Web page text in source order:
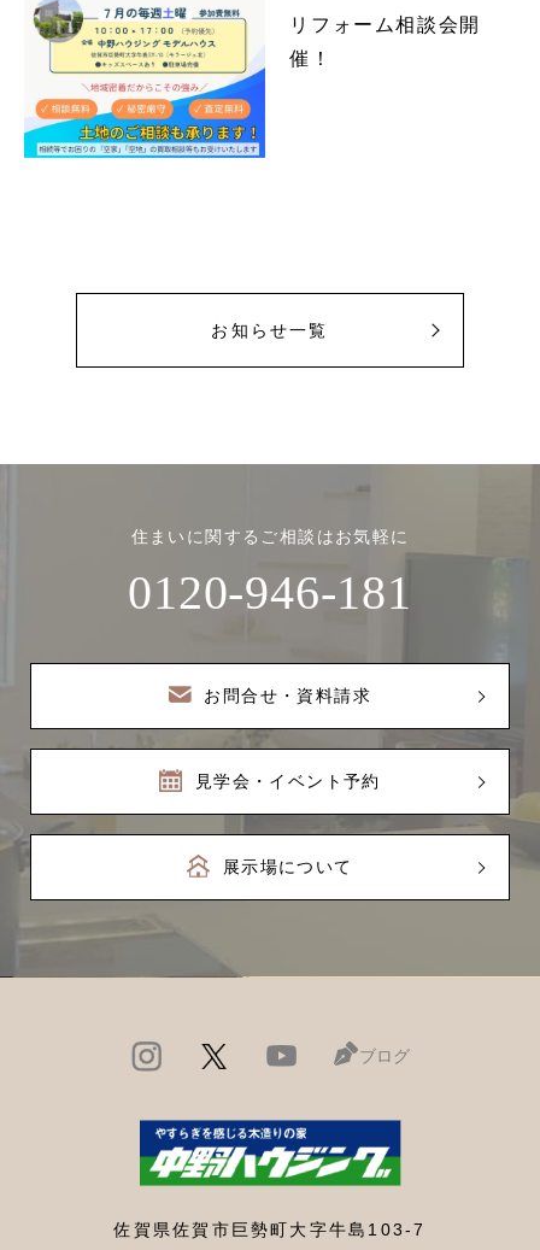
リフォーム相談会開
催！
お知らせ一覧
住まいに関するご相談はお気軽に
0120-946-181
お問合せ・資料請求
見学会・イベント予約
展示場について
ブログ
佐賀県佐賀市巨勢町大字牛島103-7